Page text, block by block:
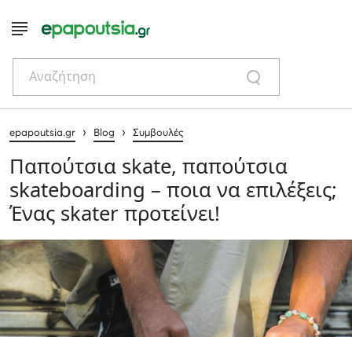
Αναζήτηση
epapoutsia.gr › Blog › Συμβουλές
Παπούτσια skate, παπούτσια
skateboarding – ποια να επιλέξεις;
Ένας skater προτείνει!